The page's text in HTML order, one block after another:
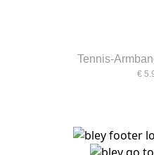
Tennis-
€